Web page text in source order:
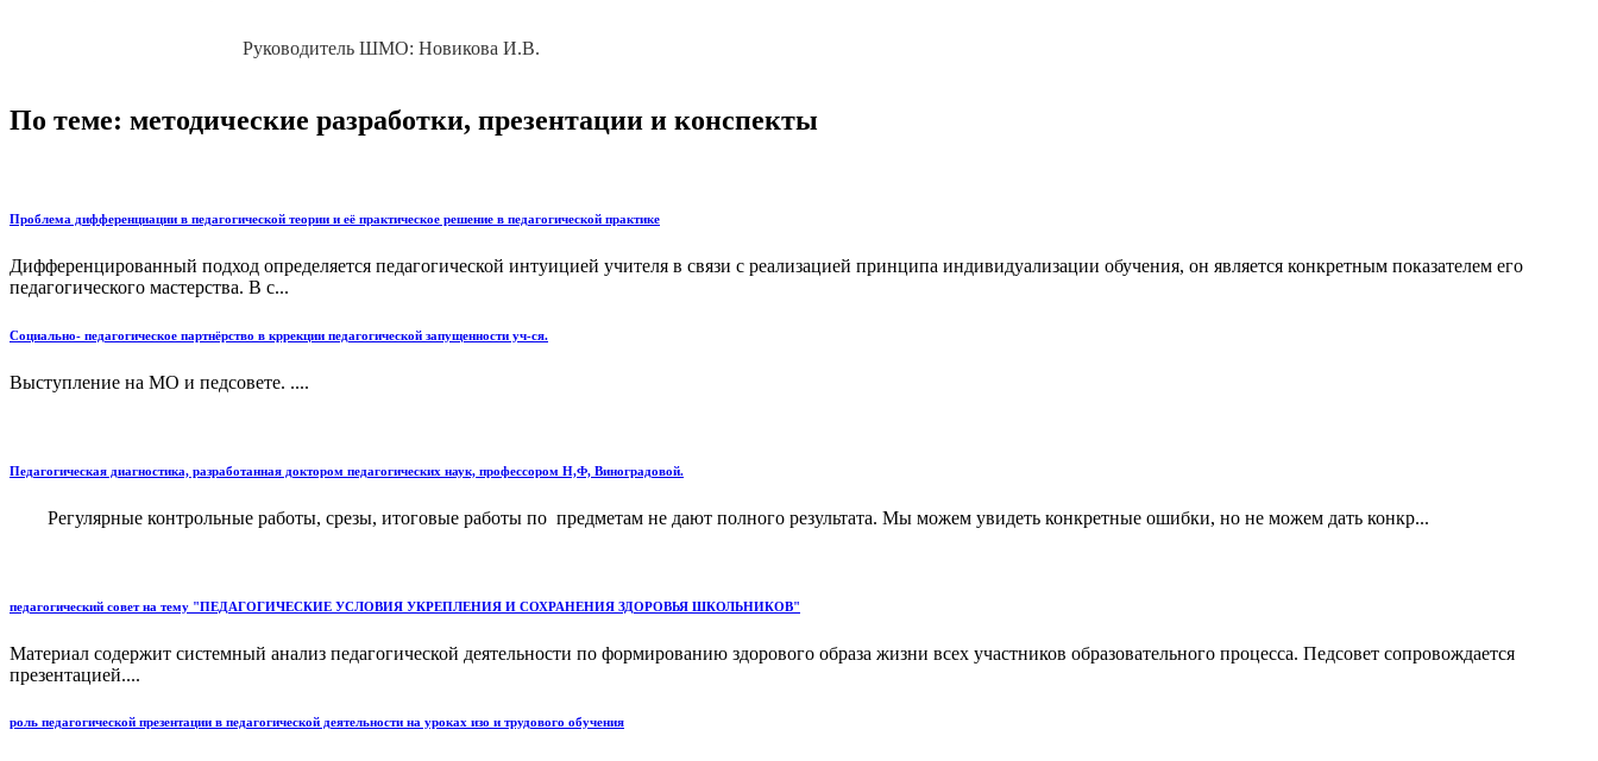
Руководитель ШМО: Новикова И.В.
По теме: методические разработки, презентации и конспекты
Проблема дифференциации в педагогической теории и её практическое решение в педагогической практике
Дифференцированный подход определяется педагогической интуицией учителя в связи с реализацией принципа индивидуализации обучения, он является конкретным показателем его
педагогического мастерства. В с...
Социально- педагогическое партнёрство в кррекции педагогической запущенности уч-ся.
Выступление на МО и педсовете. ....
Педагогическая диагностика, разработанная доктором педагогических наук, профессором Н,Ф, Виноградовой.
Регулярные контрольные работы, срезы, итоговые работы по предметам не дают полного результата. Мы можем увидеть конкретные ошибки, но не можем дать конкр...
педагогический совет на тему "ПЕДАГОГИЧЕСКИЕ УСЛОВИЯ УКРЕПЛЕНИЯ И СОХРАНЕНИЯ ЗДОРОВЬЯ ШКОЛЬНИКОВ"
Материал содержит системный анализ педагогической деятельности по формированию здорового образа жизни всех участников образовательного процесса. Педсовет сопровождается
презентацией....
роль педагогической презентации в педагогической деятельности на уроках изо и трудового обучения